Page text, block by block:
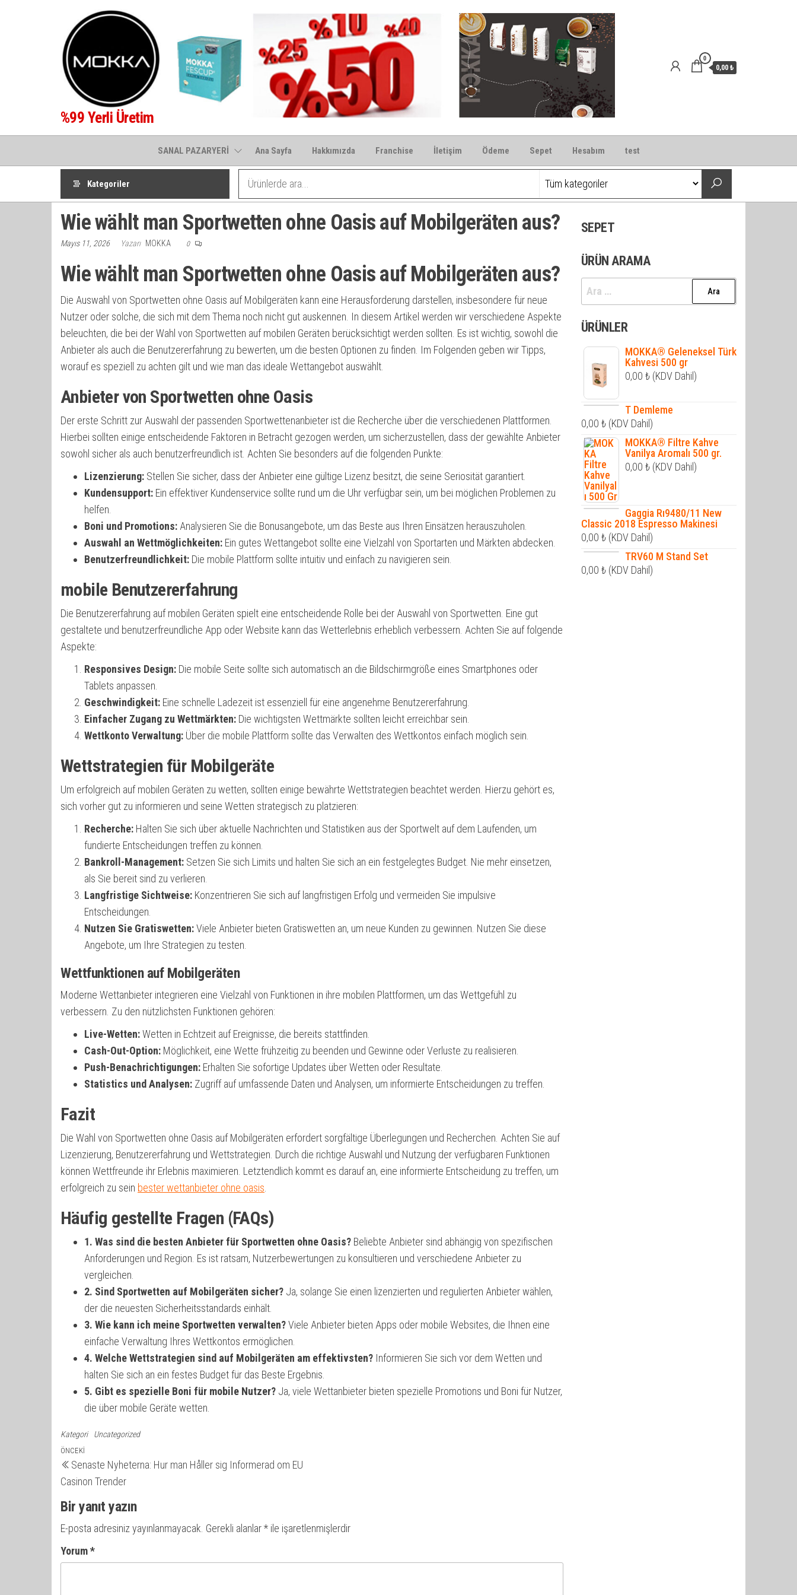
%99 Yerli Üretim
0
0,00 ₺
SANAL PAZARYERİ Ana Sayfa Hakkımızda Franchise İletişim Ödeme Sepet Hesabım test
Kategoriler
Wie wählt man Sportwetten ohne Oasis auf Mobilgeräten aus?
Mayıs 11, 2026 Yazarı MOKKA 0
Wie wählt man Sportwetten ohne Oasis auf Mobilgeräten aus?
Die Auswahl von Sportwetten ohne Oasis auf Mobilgeräten kann eine Herausforderung darstellen, insbesondere für neue
Nutzer oder solche, die sich mit dem Thema noch nicht gut auskennen. In diesem Artikel werden wir verschiedene Aspekte
beleuchten, die bei der Wahl von Sportwetten auf mobilen Geräten berücksichtigt werden sollten. Es ist wichtig, sowohl die
Anbieter als auch die Benutzererfahrung zu bewerten, um die besten Optionen zu finden. Im Folgenden geben wir Tipps,
worauf es speziell zu achten gilt und wie man das ideale Wettangebot auswählt.
Anbieter von Sportwetten ohne Oasis
Der erste Schritt zur Auswahl der passenden Sportwettenanbieter ist die Recherche über die verschiedenen Plattformen.
Hierbei sollten einige entscheidende Faktoren in Betracht gezogen werden, um sicherzustellen, dass der gewählte Anbieter
sowohl sicher als auch benutzerfreundlich ist. Achten Sie besonders auf die folgenden Punkte:
Lizenzierung: Stellen Sie sicher, dass der Anbieter eine gültige Lizenz besitzt, die seine Seriosität garantiert.
Kundensupport: Ein effektiver Kundenservice sollte rund um die Uhr verfügbar sein, um bei möglichen Problemen zu
helfen.
Boni und Promotions: Analysieren Sie die Bonusangebote, um das Beste aus Ihren Einsätzen herauszuholen.
Auswahl an Wettmöglichkeiten: Ein gutes Wettangebot sollte eine Vielzahl von Sportarten und Märkten abdecken.
Benutzerfreundlichkeit: Die mobile Plattform sollte intuitiv und einfach zu navigieren sein.
mobile Benutzererfahrung
Die Benutzererfahrung auf mobilen Geräten spielt eine entscheidende Rolle bei der Auswahl von Sportwetten. Eine gut
gestaltete und benutzerfreundliche App oder Website kann das Wetterlebnis erheblich verbessern. Achten Sie auf folgende
Aspekte:
Responsives Design: Die mobile Seite sollte sich automatisch an die Bildschirmgröße eines Smartphones oder
Tablets anpassen.
Geschwindigkeit: Eine schnelle Ladezeit ist essenziell für eine angenehme Benutzererfahrung.
Einfacher Zugang zu Wettmärkten: Die wichtigsten Wettmärkte sollten leicht erreichbar sein.
Wettkonto Verwaltung: Über die mobile Plattform sollte das Verwalten des Wettkontos einfach möglich sein.
Wettstrategien für Mobilgeräte
Um erfolgreich auf mobilen Geräten zu wetten, sollten einige bewährte Wettstrategien beachtet werden. Hierzu gehört es,
sich vorher gut zu informieren und seine Wetten strategisch zu platzieren:
Recherche: Halten Sie sich über aktuelle Nachrichten und Statistiken aus der Sportwelt auf dem Laufenden, um
fundierte Entscheidungen treffen zu können.
Bankroll-Management: Setzen Sie sich Limits und halten Sie sich an ein festgelegtes Budget. Nie mehr einsetzen,
als Sie bereit sind zu verlieren.
Langfristige Sichtweise: Konzentrieren Sie sich auf langfristigen Erfolg und vermeiden Sie impulsive
Entscheidungen.
Nutzen Sie Gratiswetten:Viele Anbieter bieten Gratiswetten an, um neue Kunden zu gewinnen. Nutzen Sie diese
Angebote, um Ihre Strategien zu testen.
Wettfunktionen auf Mobilgeräten
Moderne Wettanbieter integrieren eine Vielzahl von Funktionen in ihre mobilen Plattformen, um das Wettgefühl zu
verbessern. Zu den nützlichsten Funktionen gehören:
Live-Wetten:Wetten in Echtzeit auf Ereignisse, die bereits stattfinden.
Cash-Out-Option: Möglichkeit, eine Wette frühzeitig zu beenden und Gewinne oder Verluste zu realisieren.
Push-Benachrichtigungen: Erhalten Sie sofortige Updates über Wetten oder Resultate.
Statistics und Analysen: Zugriff auf umfassende Daten und Analysen, um informierte Entscheidungen zu treffen.
Fazit
Die Wahl von Sportwetten ohne Oasis auf Mobilgeräten erfordert sorgfältige Überlegungen und Recherchen. Achten Sie auf
Lizenzierung, Benutzererfahrung und Wettstrategien. Durch die richtige Auswahl und Nutzung der verfügbaren Funktionen
können Wettfreunde ihr Erlebnis maximieren. Letztendlich kommt es darauf an, eine informierte Entscheidung zu treffen, um
erfolgreich zu sein bester wettanbieter ohne oasis
Häufig gestellte Fragen (FAQs)
1. Was sind die besten Anbieter für Sportwetten ohne Oasis? Beliebte Anbieter sind abhängig von spezifischen
Anforderungen und Region. Es ist ratsam, Nutzerbewertungen zu konsultieren und verschiedene Anbieter zu
vergleichen.
2. Sind Sportwetten auf Mobilgeräten sicher? Ja, solange Sie einen lizenzierten und regulierten Anbieter wählen,
der die neuesten Sicherheitsstandards einhält.
3. Wie kann ich meine Sportwetten verwalten?Viele Anbieter bieten Apps oder mobile Websites, die Ihnen eine
einfache Verwaltung Ihres Wettkontos ermöglichen.
4. Welche Wettstrategien sind auf Mobilgeräten am effektivsten? Informieren Sie sich vor dem Wetten und
halten Sie sich an ein festes Budget für das Beste Ergebnis.
5. Gibt es spezielle Boni für mobile Nutzer? Ja, viele Wettanbieter bieten spezielle Promotions und Boni für Nutzer,
die über mobile Geräte wetten.
Kategori Uncategorized
Yazı
gezinmesi
Önceki
yazı
ÖNCEKI
Senaste Nyheterna: Hur man Håller sig Informerad om EU
Casinon Trender
Bir yanıt yazın
E-posta adresiniz yayınlanmayacak. Gerekli alanlar* ile işaretlenmişlerdir
Yorum*
SEPET
ÜRÜN ARAMA
Arama:
ÜRÜNLER
MOKKA® Geleneksel Türk
Kahvesi 500 gr
0,00 ₺ (KDV Dahil)
T Demleme
0,00 ₺ (KDV Dahil)
MOKKA® Filtre Kahve
Vanilya Aromalı 500 gr.
0,00 ₺ (KDV Dahil)
Gaggia Rı9480/11 New
Classic 2018 Espresso Makinesi
0,00 ₺ (KDV Dahil)
TRV60 M Stand Set
0,00 ₺ (KDV Dahil)